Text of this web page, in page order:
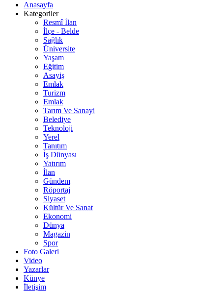
Anasayfa
Kategoriler
Resmî İlan
İlçe - Belde
Sağlık
Üniversite
Yaşam
Eğitim
Asayiş
Emlak
Turizm
Emlak
Tarım Ve Sanayi
Belediye
Teknoloji
Yerel
Tanıtım
İş Dünyası
Yatırım
İlan
Gündem
Röportaj
Siyaset
Kültür Ve Sanat
Ekonomi
Dünya
Magazin
Spor
Foto Galeri
Video
Yazarlar
Künye
İletişim